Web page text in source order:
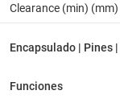
Clearance (min) (mm)